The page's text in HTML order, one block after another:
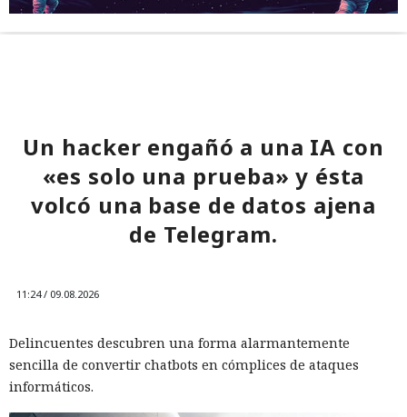
Un hacker engañó a una IA con
«es solo una prueba» y ésta
volcó una base de datos ajena
de Telegram.
11:24 / 09.08.2026
Delincuentes descubren una forma alarmantemente
sencilla de convertir chatbots en cómplices de ataques
informáticos.